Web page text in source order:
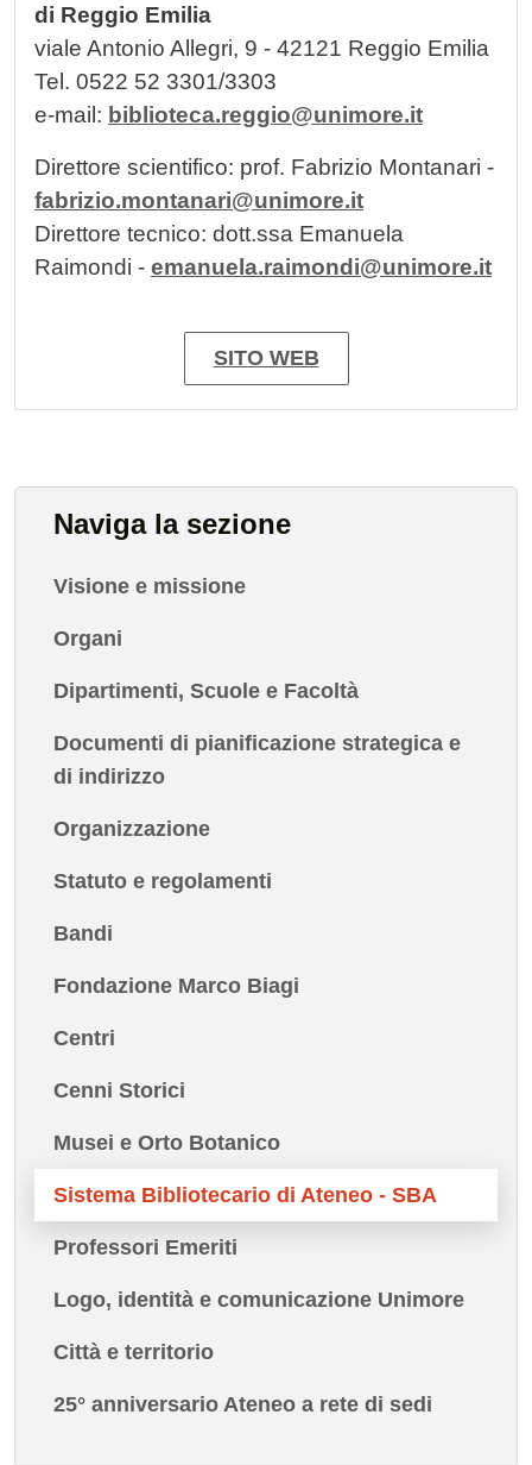
di Reggio Emilia
viale Antonio Allegri, 9 - 42121 Reggio Emilia
Tel. 0522 52 3301/3303
e-mail: biblioteca.reggio@unimore.it
Direttore scientifico: prof. Fabrizio Montanari -
fabrizio.montanari@unimore.it
Direttore tecnico: dott.ssa Emanuela
Raimondi - emanuela.raimondi@unimore.it
SITO WEB
Naviga la sezione
Visione e missione
Organi
Dipartimenti, Scuole e Facoltà
Documenti di pianificazione strategica e
di indirizzo
Organizzazione
Statuto e regolamenti
Bandi
Fondazione Marco Biagi
Centri
Cenni Storici
Musei e Orto Botanico
Sistema Bibliotecario di Ateneo - SBA
Professori Emeriti
Logo, identità e comunicazione Unimore
Città e territorio
25° anniversario Ateneo a rete di sedi